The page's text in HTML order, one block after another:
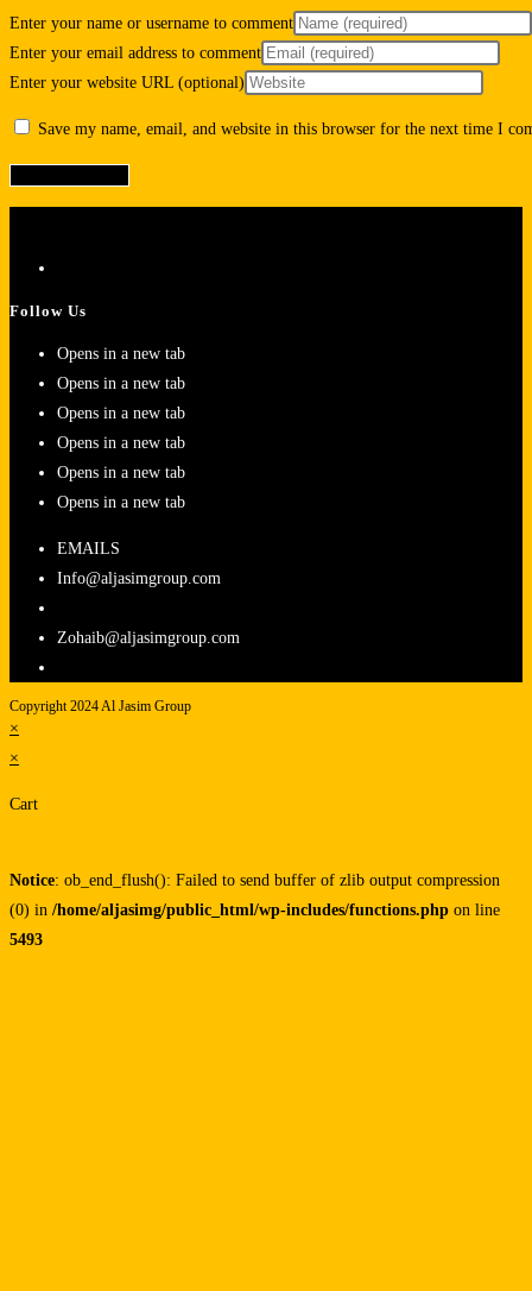
Enter your name or username to comment
Enter your email address to comment
Enter your website URL (optional)
Save my name, email, and website in this browser for the next time I
Follow Us
Opens in a new tab
Opens in a new tab
Opens in a new tab
Opens in a new tab
Opens in a new tab
Opens in a new tab
EMAILS
Info@aljasimgroup.com
Zohaib@aljasimgroup.com
Copyright 2024 Al Jasim Group
×
×
Cart
Notice: ob_end_flush(): Failed to send buffer of zlib output compression
(0) in /home/aljasimg/public_html/wp-includes/functions.php on line
5493